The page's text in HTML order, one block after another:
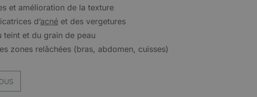
et amélioration de la texture
d’acné et des vergetures
teint et du grain de peau
zones relâchées (bras, abdomen, cuisses)